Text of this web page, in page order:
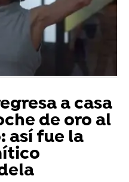
a casa
de oro al
así fue la